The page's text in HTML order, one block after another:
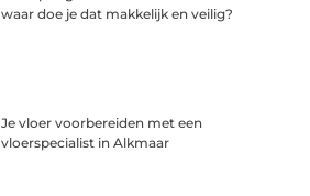
waar doe je dat makkelijk en veilig?
Je vloer voorbereiden met een
vloerspecialist in Alkmaar